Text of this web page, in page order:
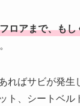
フロアまで、も
ればサビが発
ト、シートベル